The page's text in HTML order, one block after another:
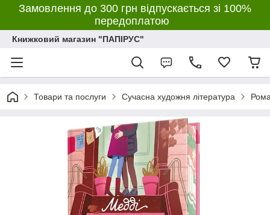
Замовлення до 300 грн відпускається зі 100%
передоплатою
Книжковий магазин "ПАПІРУС"
Товари та послуги Сучасна художня література